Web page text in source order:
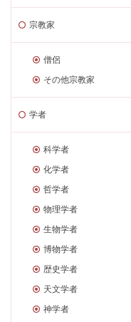
宗教家
僧侶
その他宗教家
学者
科学者
化学者
哲学者
物理学者
生物学者
博物学者
歴史学者
天文学者
神学者